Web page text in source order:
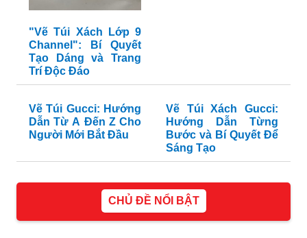
"Vẽ Túi Xách Lớp 9
Channel": Bí Quyết
Tạo Dáng và Trang
Trí Độc Đáo
Vẽ Túi Gucci: Hướng
Dẫn Từ A Đến Z Cho
Người Mới Bắt Đầu
Vẽ Túi Xách Gucci:
Hướng Dẫn Từng
Bước và Bí Quyết Để
Sáng Tạo
CHỦ ĐỀ NỔI BẬT